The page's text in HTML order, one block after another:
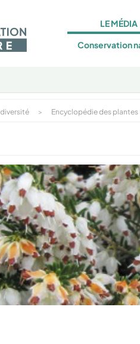
LE MÉDIA
Conservation
> Encyclopédie des plantes